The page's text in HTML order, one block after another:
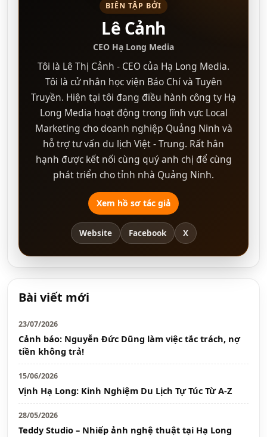
BIÊN TẬP BỞI
Lê Cảnh
CEO Hạ Long Media
Tôi là Lê Thị Cảnh - CEO của Hạ Long Media.
Tôi là cử nhân học viện Báo Chí và Tuyên
Truyền. Hiện tại tôi đang điều hành công ty Hạ
Long Media hoạt động trong lĩnh vực Local
Marketing cho doanh nghiệp Quảng Ninh và
hỗ trợ tư vấn du lịch Việt - Trung. Rất hân
hạnh được kết nối cùng quý anh chị để cùng
phát triển cho tỉnh nhà Quảng Ninh.
Xem hồ sơ tác giả
Website Facebook X
Bài viết mới
23/07/2026
Cảnh báo: Nguyễn Đức Dũng làm việc tắc trách, nợ
tiền không trả!
15/06/2026
Vịnh Hạ Long: Kinh Nghiệm Du Lịch Tự Túc Từ A-Z
28/05/2026
Teddy Studio – Nhiếp ảnh nghệ thuật tại Hạ Long